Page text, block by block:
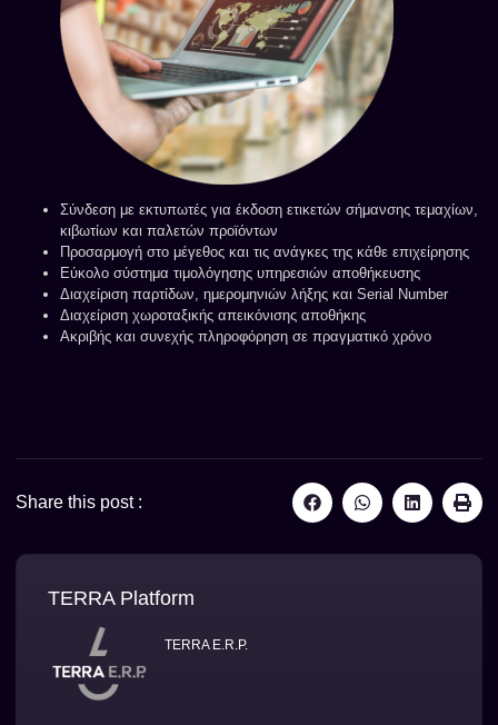
Σύνδεση με εκτυπωτές για έκδοση ετικετών σήμανσης τεμαχίων,
κιβωτίων και παλετών προϊόντων
Προσαρμογή στο μέγεθος και τις ανάγκες της κάθε επιχείρησης
Εύκολο σύστημα τιμολόγησης υπηρεσιών αποθήκευσης
Διαχείριση παρτίδων, ημερομηνιών λήξης και Serial Number
Διαχείριση χωροταξικής απεικόνισης αποθήκης
Ακριβής και συνεχής πληροφόρηση σε πραγματικό χρόνο
Share this post :
TERRA Platform
TERRA E.R.P.